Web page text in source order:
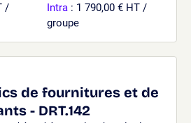
/
Intra : 1 790,00 € HT /
groupe
de fournitures et de
- DRT.142